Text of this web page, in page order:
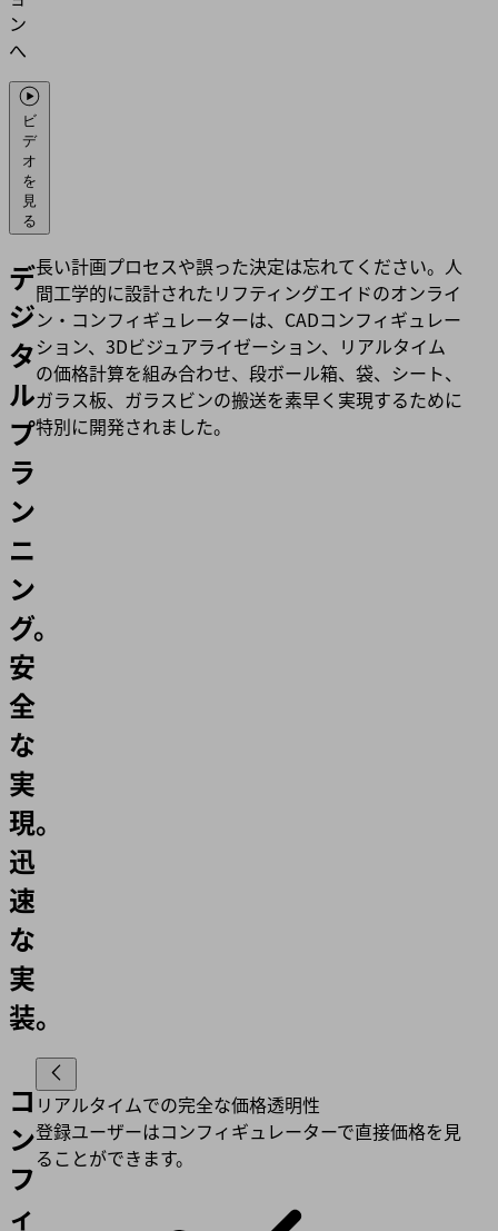
ン
へ
ビ
デ
オ
を
見
る
デ
ジ
タ
ル
プ
ラ
ン
ニ
ン
グ。
安
全
な
実
現。
迅
速
な
実
装。
長い計画プロセスや誤った決定は忘れてください。人
間工学的に設計されたリフティングエイドのオンライ
ン・コンフィギュレーターは、CADコンフィギュレー
ション、3Dビジュアライゼーション、リアルタイム
の価格計算を組み合わせ、段ボール箱、袋、シート、
ガラス板、ガラスビンの搬送を素早く実現するために
特別に開発されました。
コ
ン
フ
ィ
リアルタイムでの完全な価格透明性
登録ユーザーはコンフィギュレーターで直接価格を見
ることができます。